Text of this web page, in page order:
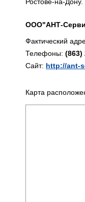
ООО"АНТ-
Фактический
Телефоны: (863)
Сайт: http://ant-
Карта